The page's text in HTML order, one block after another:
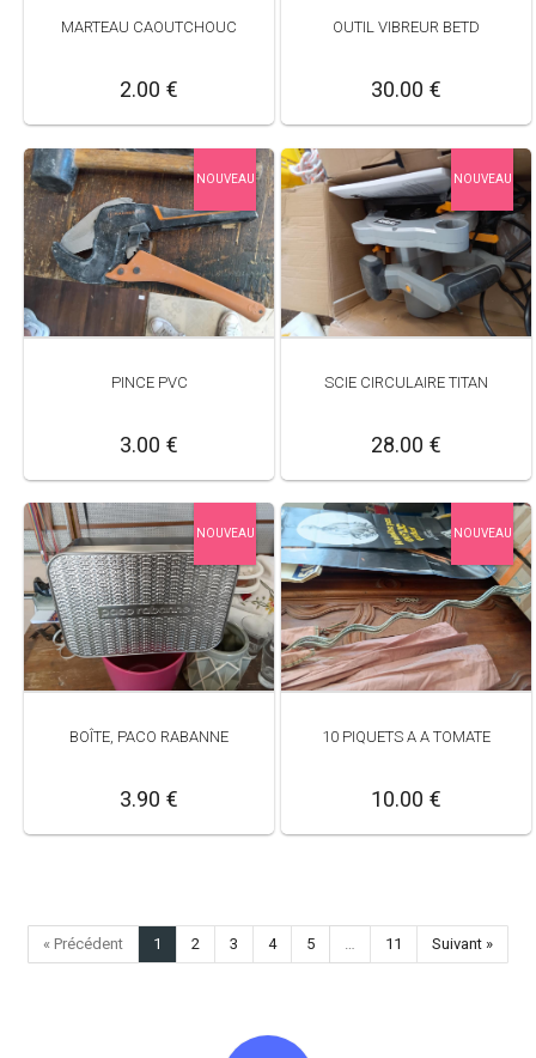
MARTEAU CAOUTCHOUC
2.00 €
OUTIL VIBREUR BETD
30.00 €
NOUVEAU
PINCE PVC
3.00 €
NOUVEAU
SCIE CIRCULAIRE TITAN
28.00 €
NOUVEAU
BOÎTE, PACO RABANNE
3.90 €
NOUVEAU
10 PIQUETS A A TOMATE
10.00 €
« Précédent 1 2 3 4 5 11 Suivant »